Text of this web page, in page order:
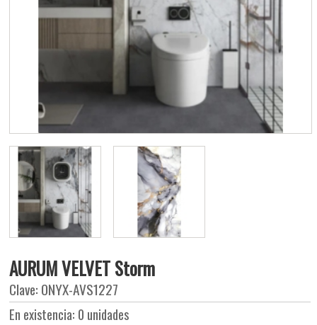
AURUM VELVET Storm
Clave: ONYX-AVS1227
En existencia: 0 unidades